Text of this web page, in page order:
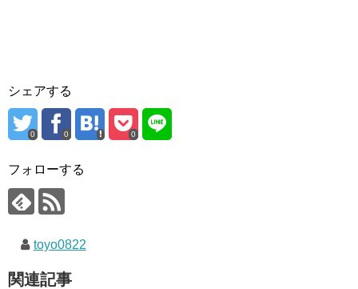
シェアする
0 0 0
フォローする
toyo0822
関連記事